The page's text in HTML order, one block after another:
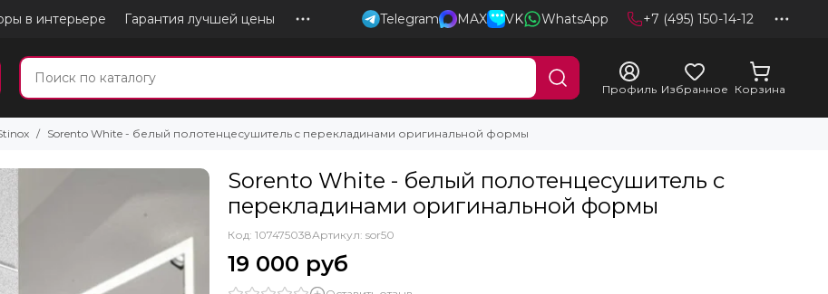
в интерьере Гарантия лучшей цены Telegram MAX VK WhatsApp +7 (495) 150-14-12
Профиль Избранное Корзина
Sorento White - белый полотенцесушитель c перекладинами оригинальной формы
Sorento White - белый полотенцесушитель c
перекладинами оригинальной формы
Код: 107475038Артикул: sor50
19 000 руб